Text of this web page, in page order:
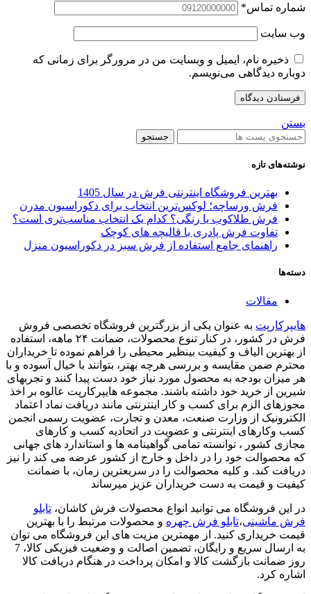
شماره تماس*
وب‌ سایت
ذخیره نام، ایمیل و وبسایت من در مرورگر برای زمانی که
دوباره دیدگاهی می‌نویسم.
بستن
جستجو
نوشته‌های تازه
بهترین فروشگاه اینترنتی فرش در سال 1405
فرش ورساچه؛ لوکس‌ترین انتخاب برای دکوراسیون مدرن
فرش طلاکوب یا رنگی؟ کدام یک انتخاب مناسب‌تری است؟
تفاوت فرش پادری با قالیچه‌ های کوچک
راهنمای جامع استفاده از فرش سبز در دکوراسیون منزل
دسته‌ها
مقالات
هایپرکارپت به عنوان یکی از بزرگترین فروشگاه تخصصی فروش
فرش در کشور، در کنار تنوع محصولات، ضمانت ۲۴ ماهه، استفاده
از بهترین الیاف و کیفیت بینظیر محیطی را فراهم نموده تا خریداران
محترم ضمن مقایسه و بررسی هرچه بهتر، بتوانند با خیال آسوده و با
هر میزان بودجه به محصول مورد نیاز خود دست پیدا کنند و تجربهای
شیرین از خرید خود داشته باشند. مجموعه هایپرکارپت عالوه بر اخذ
مجوزهای الزم برای کسب و کار اینترنتی مانند دریافت نماد اعتماد
الکترونیک از وزارت صنعت، معدن و تجارت، عضویت رسمی انجمن
کسب وکارهای اینترنتی و عضویت در اتحادیه کسب و کارهای
مجازی کشور ، توانسته تمامی گواهینامه ها و استاندارد های جهانی
که محصوالت خود را در داخل و خارج از کشور عرضه می کند را نیز
دریافت کند. و کلیه محصوالت را در سریعترین زمان، با ضمانت
کیفیت و قیمت به دست خریداران عزیز میرساند
در این فروشگاه می توانید انواع محصولات فرش کاشان، تابلو
فرش ماشینی،تابلو فرش چهره و محصولات مرتبط را با بهترین
قیمت خریداری کنید. از مهمترین مزیت های این فروشگاه می توان
به ارسال سریع و رایگان، تضمین اصالت و وضعیت فیزیکی کالا، 7
روز ضمانت بازگشت کالا و امکان پرداخت در هنگام دریافت کالا
اشاره کرد.